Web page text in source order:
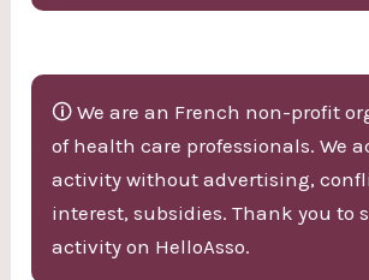
🛈 We are an French non-profit
of health care professionals. We
activity without advertising,
interest, subsidies. Thank you to
activity on HelloAsso.